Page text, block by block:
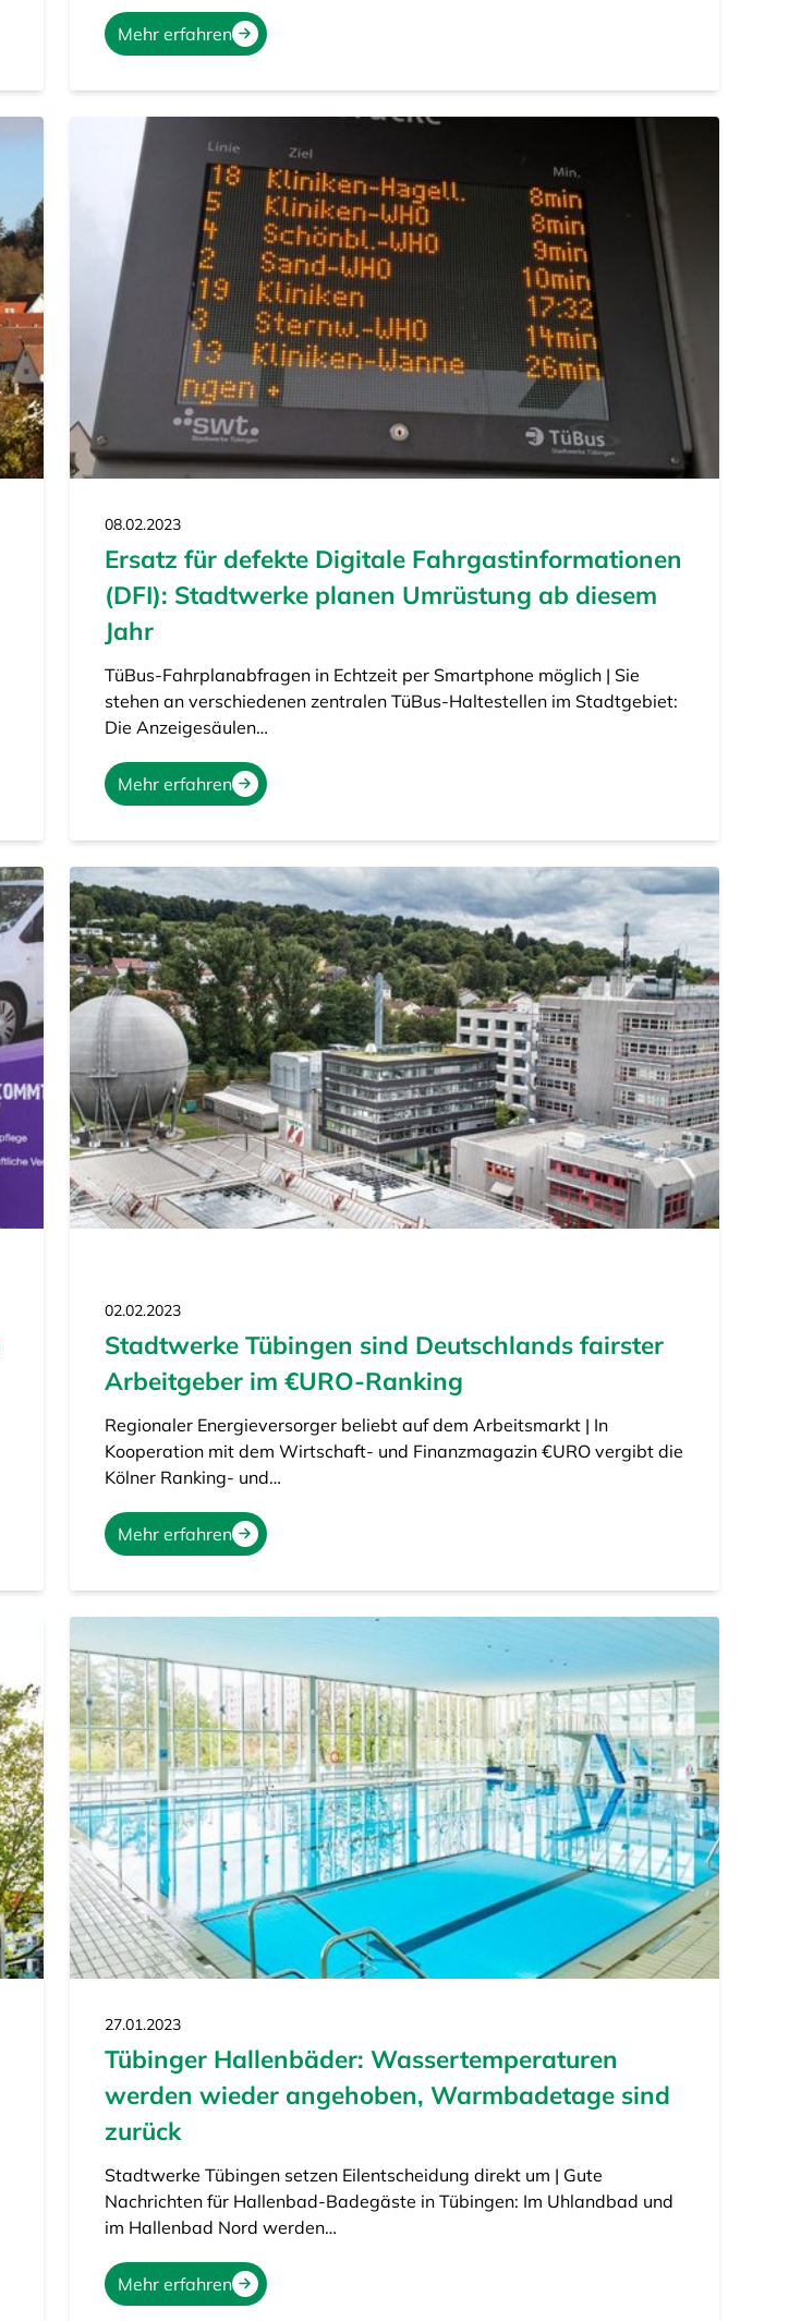
Mehr erfahren
08.02.2023
Ersatz für defekte Digitale Fahrgastinformationen
(DFI): Stadtwerke planen Umrüstung ab diesem
Jahr
TüBus-Fahrplanabfragen in Echtzeit per Smartphone möglich | Sie
stehen an verschiedenen zentralen TüBus-Haltestellen im Stadtgebiet:
Die Anzeigesäulen…
Mehr erfahren
02.02.2023
Stadtwerke Tübingen sind Deutschlands fairster
Arbeitgeber im €URO-Ranking
Regionaler Energieversorger beliebt auf dem Arbeitsmarkt | In
Kooperation mit dem Wirtschaft- und Finanzmagazin €URO vergibt die
Kölner Ranking- und…
Mehr erfahren
27.01.2023
Tübinger Hallenbäder: Wassertemperaturen
werden wieder angehoben, Warmbadetage sind
zurück
Stadtwerke Tübingen setzen Eilentscheidung direkt um | Gute
Nachrichten für Hallenbad-Badegäste in Tübingen: Im Uhlandbad und
im Hallenbad Nord werden…
Mehr erfahren